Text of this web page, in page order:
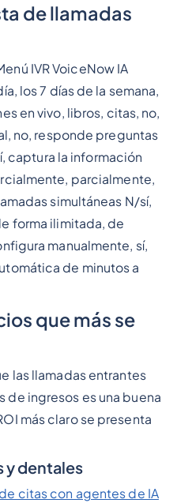
de llamadas
IVR VoiceNow IA
los 7 días de la semana,
en vivo, libros, citas, no,
no, responde preguntas
captura la información
parcialmente,
simultáneas N/sí,
forma ilimitada, de
manualmente, sí,
de minutos a
que más se
las llamadas entrantes
ingresos es una buena
más claro se presenta
y dentales
citas con agentes de IA